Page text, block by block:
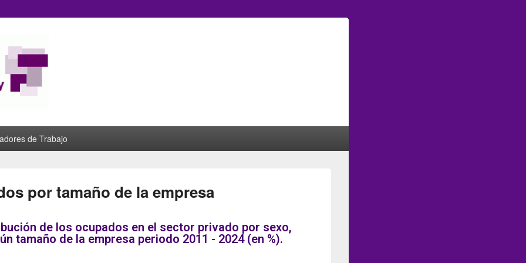
Género
de Trabajo
por tamaño de la empresa
de los ocupados en el sector privado por sexo,
tamaño de la empresa periodo 2011 - 2024 (en %).